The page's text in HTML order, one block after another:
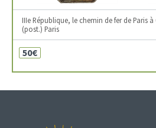
IIIe République, le chemin de fer de Paris
(post.) Paris
50€